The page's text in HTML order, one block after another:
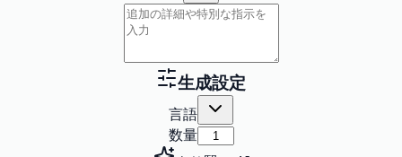
生成設定
言語
数量